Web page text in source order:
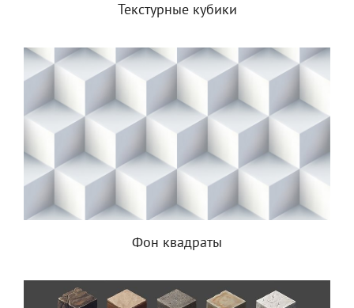
Текстурные кубики
Фон квадраты